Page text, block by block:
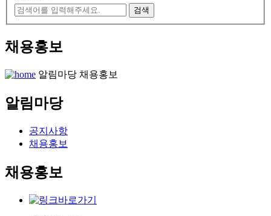
채용홍보
알림마당 채용홍보
알림마당
공지사항
채용홍보
채용홍보